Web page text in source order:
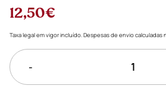
12,50€
Taxa legal em vigor incluído. Despesas de envio calculadas
-